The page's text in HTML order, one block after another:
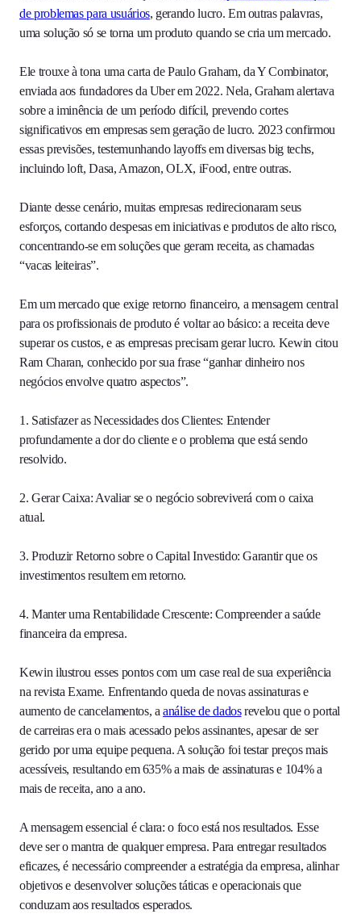
de problemas para usuários, gerando lucro. Em outras palavras,
uma solução só se torna um produto quando se cria um mercado.
Ele trouxe à tona uma carta de Paulo Graham, da Y Combinator,
enviada aos fundadores da Uber em 2022. Nela, Graham alertava
sobre a iminência de um período difícil, prevendo cortes
significativos em empresas sem geração de lucro. 2023 confirmou
essas previsões, testemunhando layoffs em diversas big techs,
incluindo loft, Dasa, Amazon, OLX, iFood, entre outras.
Diante desse cenário, muitas empresas redirecionaram seus
esforços, cortando despesas em iniciativas e produtos de alto risco,
concentrando-se em soluções que geram receita, as chamadas
“vacas leiteiras”.
Em um mercado que exige retorno financeiro, a mensagem central
para os profissionais de produto é voltar ao básico: a receita deve
superar os custos, e as empresas precisam gerar lucro. Kewin citou
Ram Charan, conhecido por sua frase “ganhar dinheiro nos
negócios envolve quatro aspectos”.
1. Satisfazer as Necessidades dos Clientes: Entender
profundamente a dor do cliente e o problema que está sendo
resolvido.
2. Gerar Caixa: Avaliar se o negócio sobreviverá com o caixa
atual.
3. Produzir Retorno sobre o Capital Investido: Garantir que os
investimentos resultem em retorno.
4. Manter uma Rentabilidade Crescente: Compreender a saúde
financeira da empresa.
Kewin ilustrou esses pontos com um case real de sua experiência
na revista Exame. Enfrentando queda de novas assinaturas e
aumento de cancelamentos, aanálise de dadosrevelou que o portal
de carreiras era o mais acessado pelos assinantes, apesar de ser
gerido por uma equipe pequena. A solução foi testar preços mais
acessíveis, resultando em 635% a mais de assinaturas e 104% a
mais de receita, ano a ano.
A mensagem essencial é clara: o foco está nos resultados. Esse
deve ser o mantra de qualquer empresa. Para entregar resultados
eficazes, é necessário compreender a estratégia da empresa, alinhar
objetivos e desenvolver soluções táticas e operacionais que
conduzam aos resultados esperados.